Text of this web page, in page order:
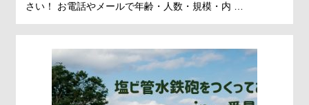
さい！ お電話やメールで年齢・人数・規模・内 …